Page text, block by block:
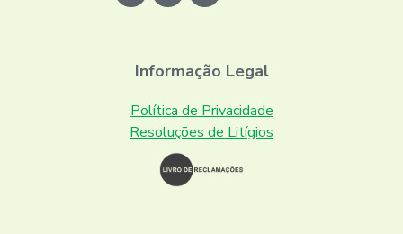
Informação Legal
Política de Privacidade
Resoluções de Litígios